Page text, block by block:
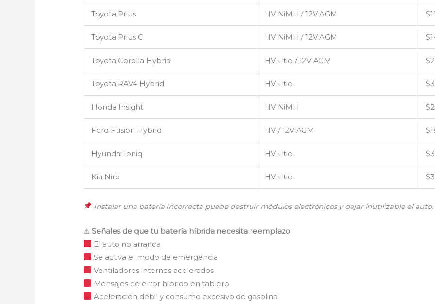
Toyota Prius HV NiMH / 12V AGM
Toyota Prius C HV NiMH / 12V AGM
Toyota Corolla Hybrid HV Litio / 12V AGM
Toyota RAV4 Hybrid HV Litio
Honda Insight HV NiMH
Ford Fusion Hybrid HV / 12V AGM
Hyundai Ioniq HV Litio
Kia Niro HV Litio
Instalar una batería incorrecta puede destruir módulos electrónicos y dejar inutilizable el auto.
⚠Señales de que tu batería híbrida necesita reemplazo
El auto no arranca
Se activa el modo de emergencia
Ventiladores internos acelerados
Mensajes de error híbrido en tablero
Aceleración débil y consumo excesivo de gasolina